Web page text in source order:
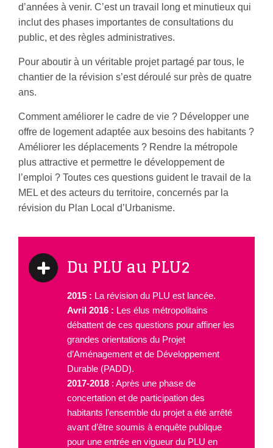
d’années à venir. C’est un travail long et minutieux qui
inclut des phases importantes de consultations du
public, et des règles administratives.
Pour aboutir à un véritable projet partagé par tous, le
chantier de la révision s’est déroulé sur près de quatre
ans.
Comment améliorer le cadre de vie ? Développer une
offre de logement adaptée aux besoins des habitants ?
Améliorer les déplacements ? Rendre la métropole
plus attractive et permettre le développement de
l’emploi ? Toutes ces questions guident le travail de la
MEL et des acteurs du territoire, concernés par la
révision du Plan Local d’Urbanisme.
Du PLU au PLU2
2015 : La révision du PLU est lancée.
Avril 2016 : Les élus métropolitains
débattent de ces questions pour affiner les
grandes orientations du Projet
d’Aménagement et de Développement
Durable (PADD).
2017-2018 : Après une phase de
concertation et de participation des
habitants l’ensemble du projet a été arrêté
avant d’être soumis à enquête publique
pour une entrée en vigueur du PLU en